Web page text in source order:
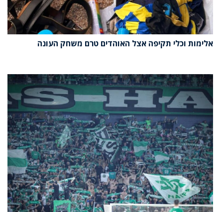
אלימות וכלי תקיפה אצל האוהדים טרם משחק העונה